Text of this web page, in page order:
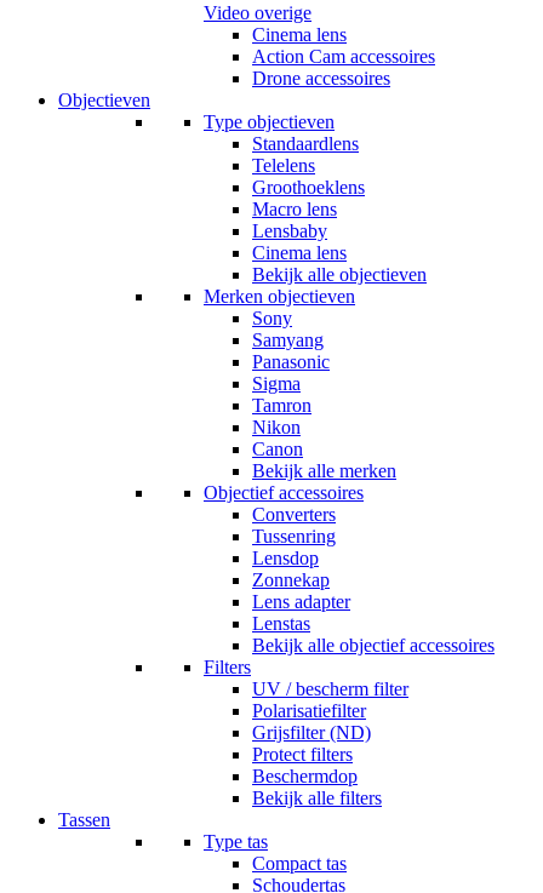
Video overige
Cinema lens
Action Cam accessoires
Drone accessoires
Objectieven
Type objectieven
Standaardlens
Telelens
Groothoeklens
Macro lens
Lensbaby
Cinema lens
Bekijk alle objectieven
Merken objectieven
Sony
Samyang
Panasonic
Sigma
Tamron
Nikon
Canon
Bekijk alle merken
Objectief accessoires
Converters
Tussenring
Lensdop
Zonnekap
Lens adapter
Lenstas
Bekijk alle objectief accessoires
Filters
UV / bescherm filter
Polarisatiefilter
Grijsfilter (ND)
Protect filters
Beschermdop
Bekijk alle filters
Tassen
Type tas
Compact tas
Schoudertas